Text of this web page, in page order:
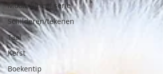
Mooie film of serie
Schilderen/tekenen
Taal
Kerst
Boekentip